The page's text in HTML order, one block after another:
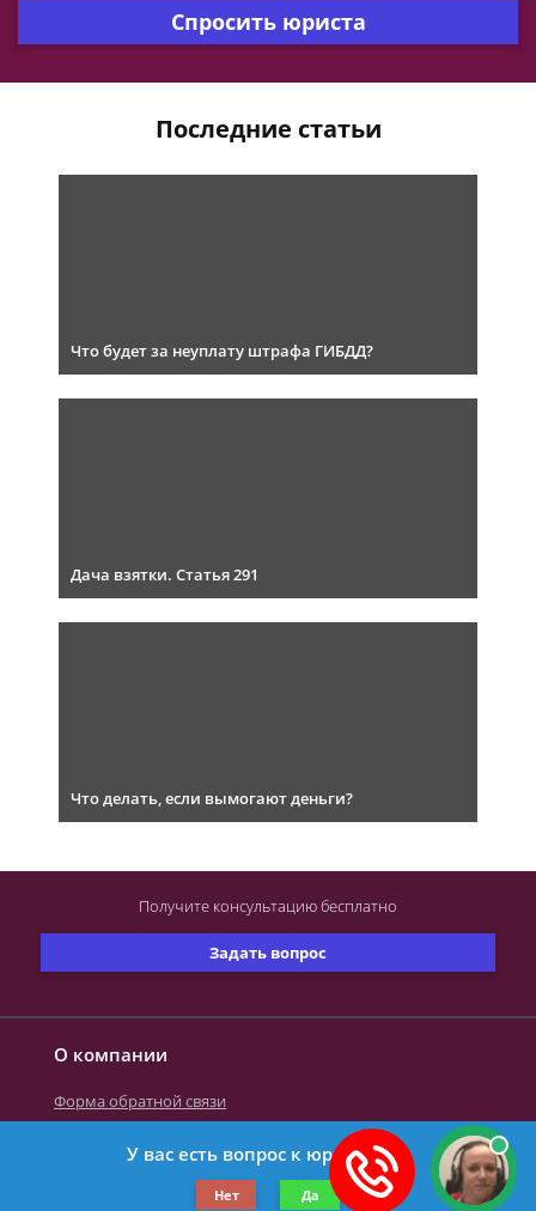
Спросить юриста
Последние статьи
Что будет за неуплату штрафа ГИБДД?
Дача взятки. Статья 291
Что делать, если вымогают деньги?
О компании
Форма обратной связи
©2019-2026 Все права защищены.
Задать вопрос
Получите консультациюбесплатно
У вас есть вопрос к юристу?
Нет Да